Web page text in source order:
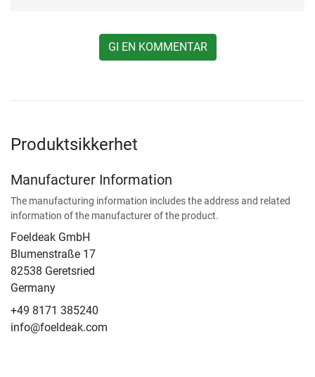
GI EN KOMMENTAR
Produktsikkerhet
Manufacturer Information
The manufacturing information includes the address and related
information of the manufacturer of the product.
Foeldeak GmbH
Blumenstraße 17
82538 Geretsried
Germany
+49 8171 385240
info@foeldeak.com